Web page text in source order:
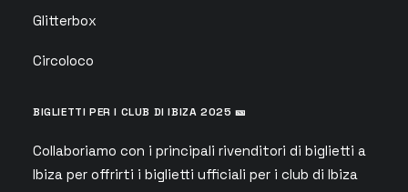
Glitterbox
Circoloco
BIGLIETTI PER I CLUB DI IBIZA 2025 🎫
Collaboriamo con i principali rivenditori di biglietti a
Ibiza per offrirti i biglietti ufficiali per i club di Ibiza